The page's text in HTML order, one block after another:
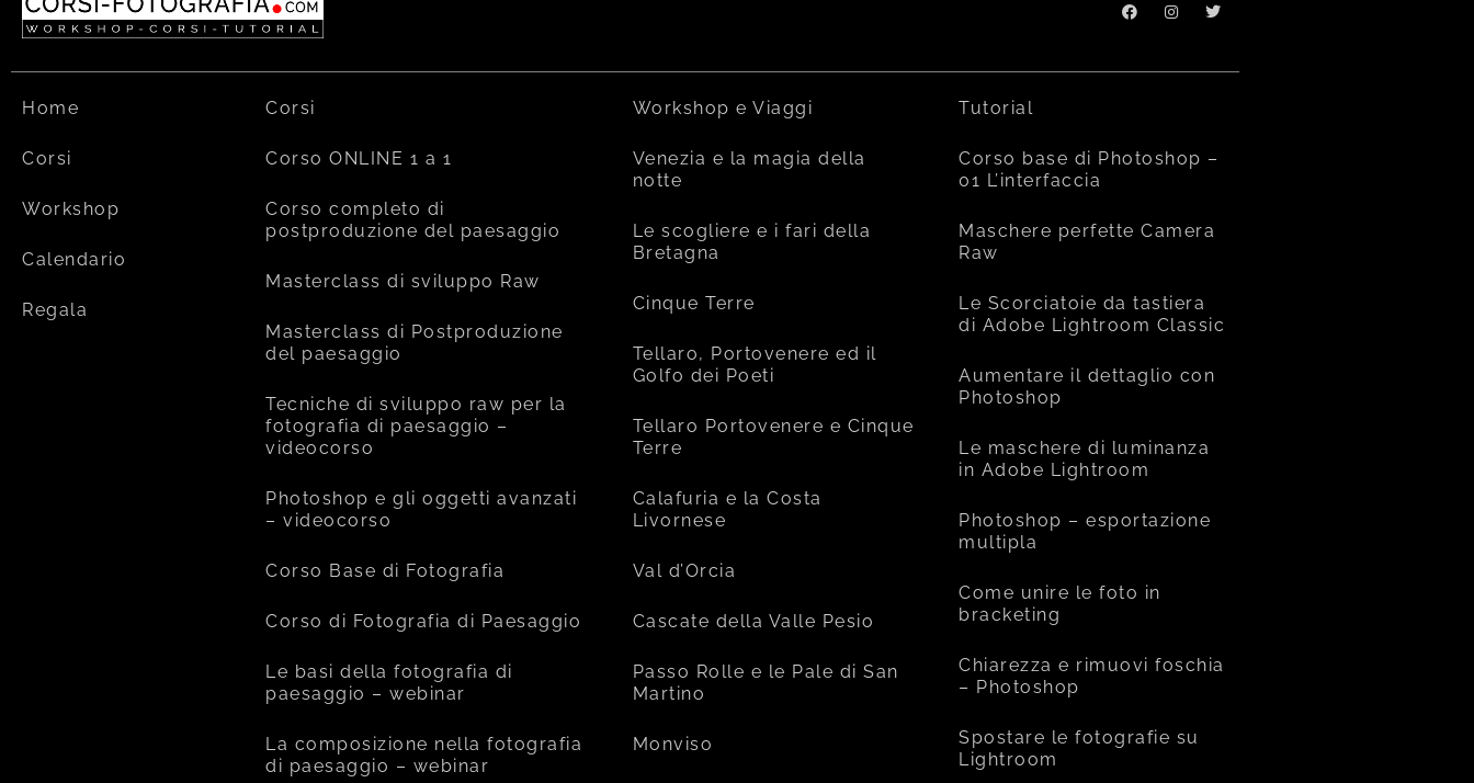
Home
Corsi
Workshop
Calendario
Regala
Corsi
Corso ONLINE 1 a 1
Corso completo di
postproduzione del paesaggio
Masterclass di sviluppo Raw
Masterclass di Postproduzione
del paesaggio
Tecniche di sviluppo raw per la
fotografia di paesaggio –
videocorso
Photoshop e gli oggetti avanzati
– videocorso
Corso Base di Fotografia
Corso di Fotografia di Paesaggio
Le basi della fotografia di
paesaggio – webinar
La composizione nella fotografia
di paesaggio – webinar
Workshop e Viaggi
Venezia e la magia della
notte
Le scogliere e i fari della
Bretagna
Cinque Terre
Tellaro, Portovenere ed il
Golfo dei Poeti
Tellaro Portovenere e Cinque
Terre
Calafuria e la Costa
Livornese
Val d’Orcia
Cascate della Valle Pesio
Passo Rolle e le Pale di San
Martino
Monviso
Tutorial
Corso base di Photoshop –
01 L’interfaccia
Maschere perfette Camera
Raw
Le Scorciatoie da tastiera
di Adobe Lightroom Classic
Aumentare il dettaglio con
Photoshop
Le maschere di luminanza
in Adobe Lightroom
Photoshop – esportazione
multipla
Come unire le foto in
bracketing
Chiarezza e rimuovi foschia
– Photoshop
Spostare le fotografie su
Lightroom